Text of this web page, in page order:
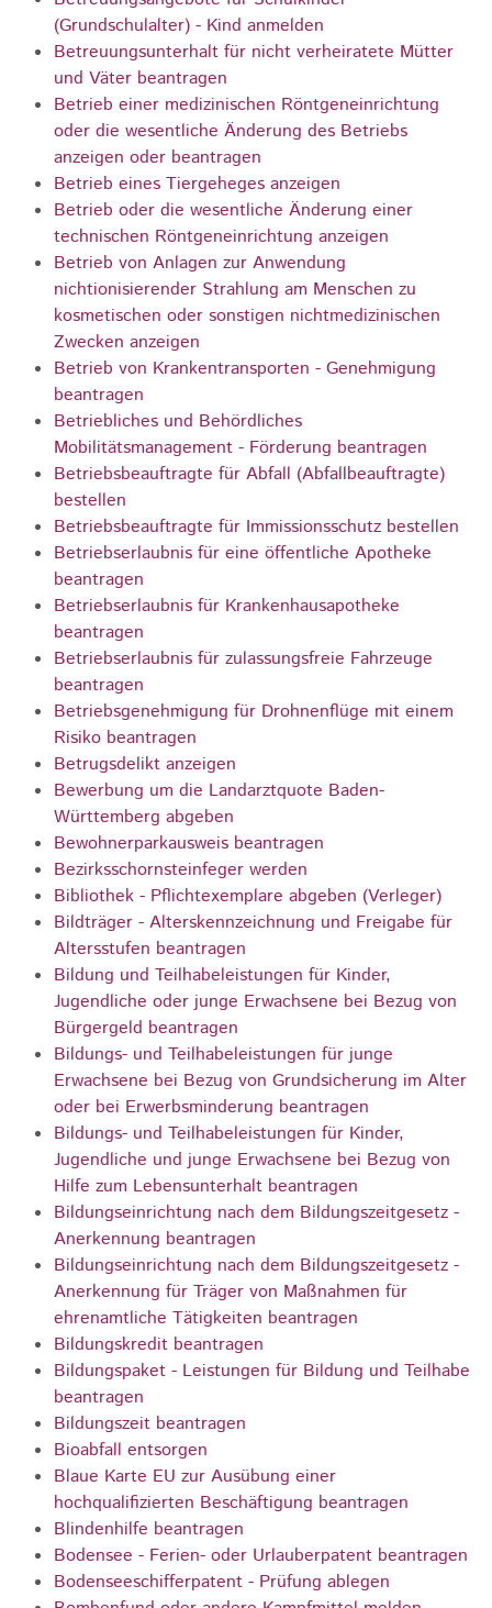
(Grundschulalter) - Kind anmelden
Betreuungsunterhalt für nicht verheiratete Mütter
und Väter beantragen
Betrieb einer medizinischen Röntgeneinrichtung
oder die wesentliche Änderung des Betriebs
anzeigen oder beantragen
Betrieb eines Tiergeheges anzeigen
Betrieb oder die wesentliche Änderung einer
technischen Röntgeneinrichtung anzeigen
Betrieb von Anlagen zur Anwendung
nichtionisierender Strahlung am Menschen zu
kosmetischen oder sonstigen nichtmedizinischen
Zwecken anzeigen
Betrieb von Krankentransporten - Genehmigung
beantragen
Betriebliches und Behördliches
Mobilitätsmanagement - Förderung beantragen
Betriebsbeauftragte für Abfall (Abfallbeauftragte)
bestellen
Betriebsbeauftragte für Immissionsschutz bestellen
Betriebserlaubnis für eine öffentliche Apotheke
beantragen
Betriebserlaubnis für Krankenhausapotheke
beantragen
Betriebserlaubnis für zulassungsfreie Fahrzeuge
beantragen
Betriebsgenehmigung für Drohnenflüge mit einem
Risiko beantragen
Betrugsdelikt anzeigen
Bewerbung um die Landarztquote Baden-
Württemberg abgeben
Bewohnerparkausweis beantragen
Bezirksschornsteinfeger werden
Bibliothek - Pflichtexemplare abgeben (Verleger)
Bildträger - Alterskennzeichnung und Freigabe für
Altersstufen beantragen
Bildung und Teilhabeleistungen für Kinder,
Jugendliche oder junge Erwachsene bei Bezug von
Bürgergeld beantragen
Bildungs- und Teilhabeleistungen für junge
Erwachsene bei Bezug von Grundsicherung im Alter
oder bei Erwerbsminderung beantragen
Bildungs- und Teilhabeleistungen für Kinder,
Jugendliche und junge Erwachsene bei Bezug von
Hilfe zum Lebensunterhalt beantragen
Bildungseinrichtung nach dem Bildungszeitgesetz -
Anerkennung beantragen
Bildungseinrichtung nach dem Bildungszeitgesetz -
Anerkennung für Träger von Maßnahmen für
ehrenamtliche Tätigkeiten beantragen
Bildungskredit beantragen
Bildungspaket - Leistungen für Bildung und Teilhabe
beantragen
Bildungszeit beantragen
Bioabfall entsorgen
Blaue Karte EU zur Ausübung einer
hochqualifizierten Beschäftigung beantragen
Blindenhilfe beantragen
Bodensee - Ferien- oder Urlauberpatent beantragen
Bodenseeschifferpatent - Prüfung ablegen